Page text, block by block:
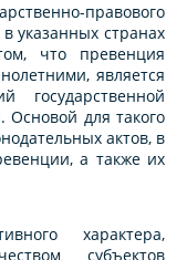
правового
указанных странах
что превенция
является
для такого
актов, в
а также их
характера,
субъектов